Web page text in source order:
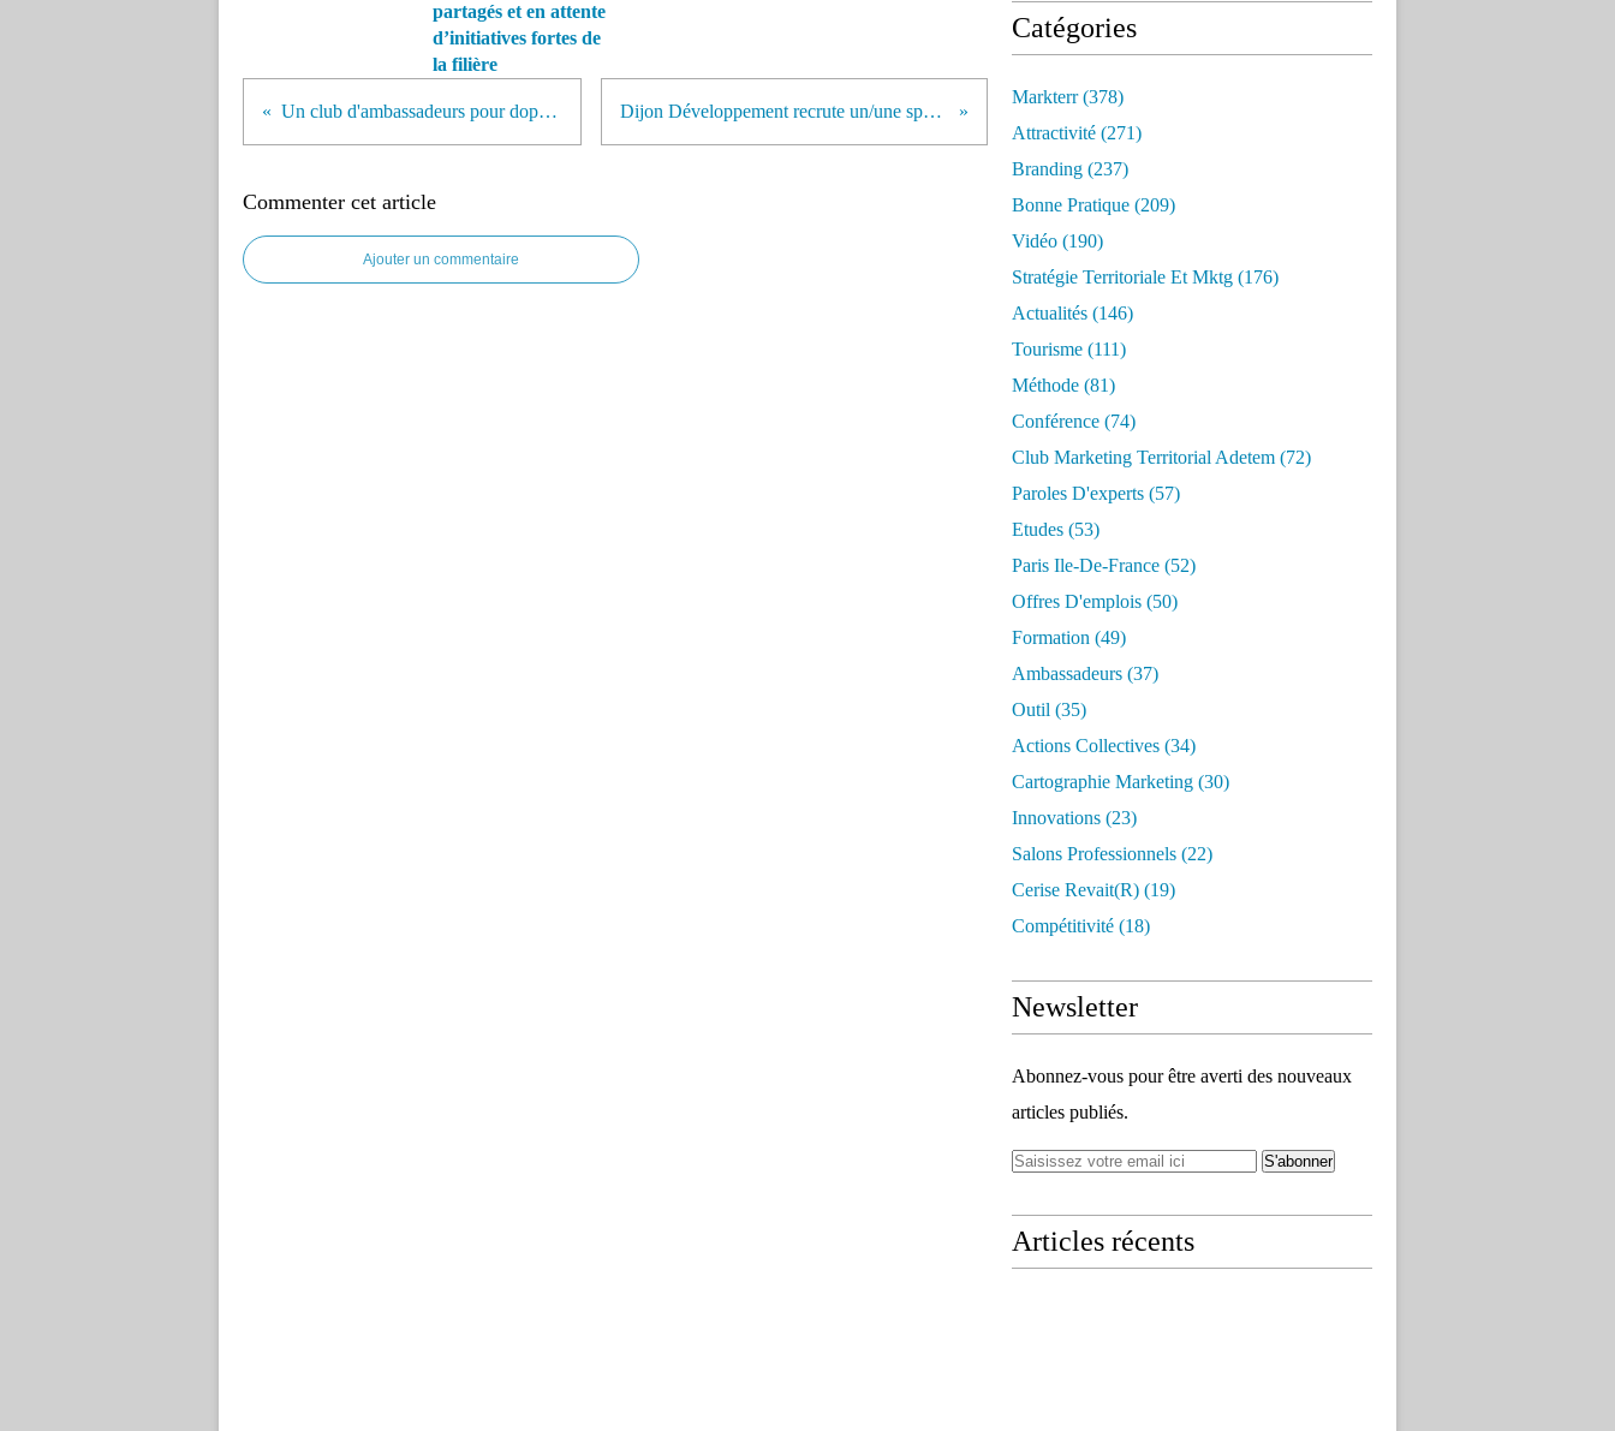
partagés et en attente
d’initiatives fortes de
la filière
Un club d'ambassadeurs pour doper l'attractivité de l'Allier Dijon Développement recrute un/une spécialiste marketing territorial
Commenter cet article
Ajouter un commentaire
Catégories
Markterr(378)
Attractivité (271)
Branding (237)
Bonne Pratique (209)
Vidéo (190)
Stratégie Territoriale Et Mktg (176)
Actualités (146)
Tourisme (111)
Méthode (81)
Conférence (74)
Club Marketing Territorial Adetem (72)
Paroles D'experts (57)
Etudes (53)
Paris Ile-De-France (52)
Offres D'emplois (50)
Formation (49)
Ambassadeurs (37)
Outil (35)
Actions Collectives (34)
Cartographie Marketing (30)
Innovations (23)
Salons Professionnels (22)
Cerise Revait(r) (19)
Compétitivité (18)
Newsletter
Abonnez-vous pour être averti des nouveaux
articles publiés.
Articles récents